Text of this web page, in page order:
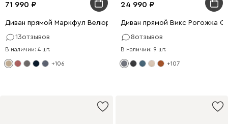
71 990
Диван прямой Маркфул Велюр Бежевый
13отзывов
В наличии: 4 шт.
+106
24 990
Диван прямой Викс Рогожка
8отзывов
В наличии: 9 шт.
+107